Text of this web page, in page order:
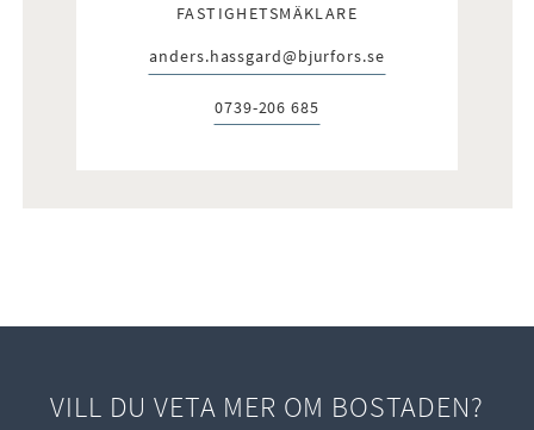
FASTIGHETSMÄKLARE
E-post:
anders.hassgard@bjurfors.se
Telefon:
0739-206 685
VILL DU VETA MER OM BOSTADEN?